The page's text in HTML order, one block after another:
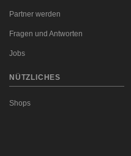
Partner werden
Fragen und Antworten
Jobs
NÜTZLICHES
Shops